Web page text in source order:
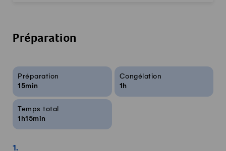
Préparation
Infos sur la recette
Préparation
15min
Congélation
1h
Temps total
1h15min